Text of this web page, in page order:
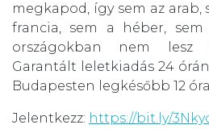
megkapod, így sem az arab,
francia, sem a héber,
országokban nem lesz
Garantált leletkiadás 24
Budapesten legkésőbb 12
Jelentkezz: https://bit.ly/